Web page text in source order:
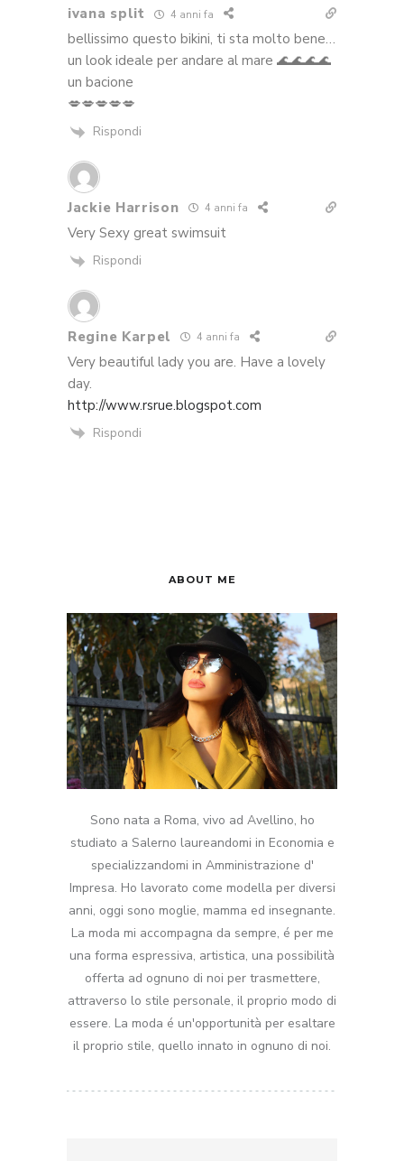
ivana split 4 anni fa
bellissimo questo bikini, ti sta molto bene…
un look ideale per andare al mare 🌊🌊🌊🌊
un bacione
💋💋💋💋💋
Rispondi
Jackie Harrison 4 anni fa
Very Sexy great swimsuit
Rispondi
Regine Karpel 4 anni fa
Very beautiful lady you are. Have a lovely
day.
http://www.rsrue.blogspot.com
Rispondi
ABOUT ME
Sono nata a Roma, vivo ad Avellino, ho
studiato a Salerno laureandomi in Economia e
specializzandomi in Amministrazione d'
Impresa. Ho lavorato come modella per diversi
anni, oggi sono moglie, mamma ed insegnante.
La moda mi accompagna da sempre, é per me
una forma espressiva, artistica, una possibilità
offerta ad ognuno di noi per trasmettere,
attraverso lo stile personale, il proprio modo di
essere. La moda é un'opportunità per esaltare
il proprio stile, quello innato in ognuno di noi.